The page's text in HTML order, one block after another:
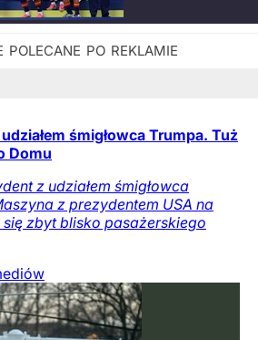
śmigłowca Trumpa. Tuż
Domu
z udziałem śmigłowca
z prezydentem USA na
się zbyt blisko pasażerskiego